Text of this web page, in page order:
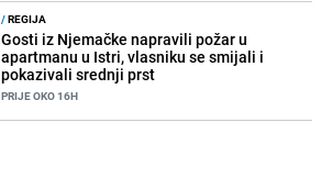
/REGIJA
Gosti iz Njemačke napravili požar u
apartmanu u Istri, vlasniku se smijali i
pokazivali srednji prst
PRIJE OKO 16H